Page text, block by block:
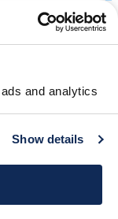
and analytics
Show details